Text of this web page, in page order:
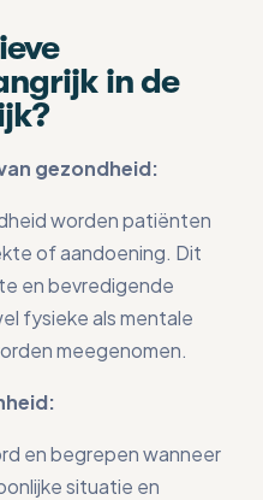
in de
gezondheid:
worden patiënten
of aandoening. Dit
en bevredigende
fysieke als mentale
meegenomen.
en begrepen wanneer
situatie en